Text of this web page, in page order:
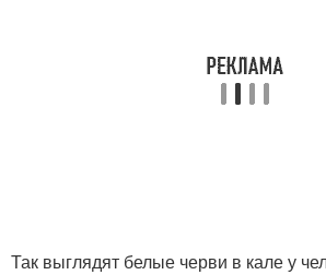
Так выглядят белые черви в кале у